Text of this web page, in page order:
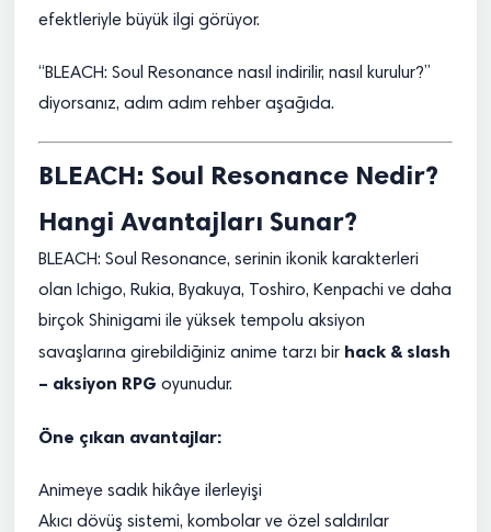
efektleriyle büyük ilgi görüyor.
“BLEACH: Soul Resonance nasıl indirilir, nasıl kurulur?”
diyorsanız, adım adım rehber aşağıda.
BLEACH: Soul Resonance Nedir?
Hangi Avantajları Sunar?
BLEACH: Soul Resonance, serinin ikonik karakterleri
olan Ichigo, Rukia, Byakuya, Toshiro, Kenpachi ve daha
birçok Shinigami ile yüksek tempolu aksiyon
savaşlarına girebildiğiniz anime tarzı bir hack & slash
– aksiyon RPG oyunudur.
Öne çıkan avantajlar:
Animeye sadık hikâye ilerleyişi
Akıcı dövüş sistemi, kombolar ve özel saldırılar